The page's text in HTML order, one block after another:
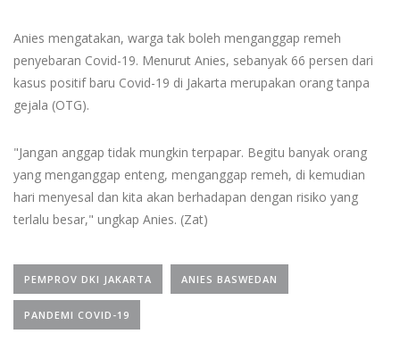
Anies mengatakan, warga tak boleh menganggap remeh
penyebaran Covid-19. Menurut Anies, sebanyak 66 persen dari
kasus positif baru Covid-19 di Jakarta merupakan orang tanpa
gejala (OTG).
"Jangan anggap tidak mungkin terpapar. Begitu banyak orang
yang menganggap enteng, menganggap remeh, di kemudian
hari menyesal dan kita akan berhadapan dengan risiko yang
terlalu besar," ungkap Anies. (Zat)
PEMPROV DKI JAKARTA ANIES BASWEDAN
PANDEMI COVID-19